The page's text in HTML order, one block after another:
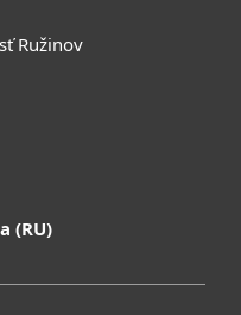
Ružinov
(RU)